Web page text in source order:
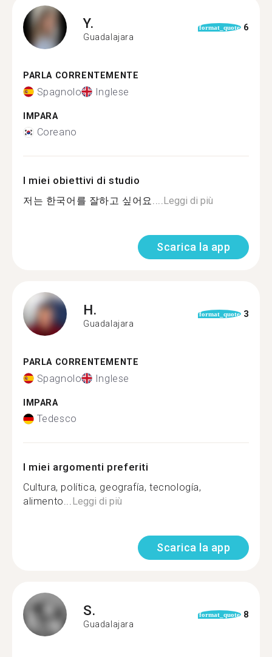
Y.
Guadalajara
format_quote 6
PARLA CORRENTEMENTE
Spagnolo Inglese
IMPARA
Coreano
I miei obiettivi di studio
저는 한국어를 잘하고 싶어요....Leggi di più
Scarica la app
H.
Guadalajara
format_quote 3
PARLA CORRENTEMENTE
Spagnolo Inglese
IMPARA
Tedesco
I miei argomenti preferiti
Cultura, política, geografía, tecnología,
alimento...Leggi di più
Scarica la app
S.
Guadalajara
format_quote 8